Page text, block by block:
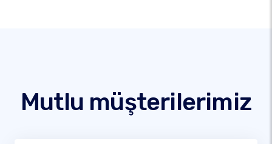
Mutlu müşterilerimiz